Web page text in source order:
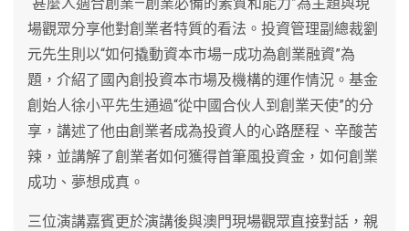
場觀眾分享他對創業者特質的看法。投資管理副總裁劉
元先生則以“如何撬動資本市場—成功為創業融資”為
題，介紹了國內創投資本市場及機構的運作情況。基金
創始人徐小平先生通過“從中國合伙人到創業天使”的分
享，講述了他由創業者成為投資人的心路歷程、辛酸苦
辣，並講解了創業者如何獲得首筆風投資金，如何創業
成功、夢想成真。
三位演講嘉賓更於演講後與澳門現場觀眾直接對話，親